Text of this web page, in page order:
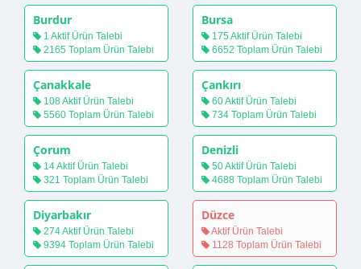
Burdur
1 Aktif Ürün Talebi
2165 Toplam Ürün Talebi
Bursa
175 Aktif Ürün Talebi
6652 Toplam Ürün Talebi
Çanakkale
108 Aktif Ürün Talebi
5560 Toplam Ürün Talebi
Çankırı
60 Aktif Ürün Talebi
734 Toplam Ürün Talebi
Çorum
14 Aktif Ürün Talebi
321 Toplam Ürün Talebi
Denizli
50 Aktif Ürün Talebi
4688 Toplam Ürün Talebi
Diyarbakır
274 Aktif Ürün Talebi
9394 Toplam Ürün Talebi
Düzce
Aktif Ürün Talebi
1128 Toplam Ürün Talebi